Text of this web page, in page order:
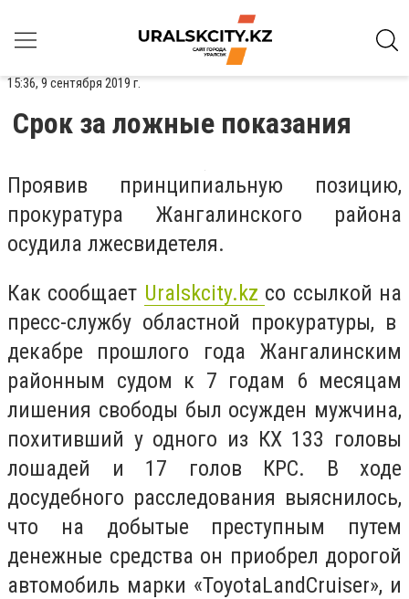
15:36, 9 сентября 2019 г.
Срок за ложные показания
Проявив принципиальную позицию,
прокуратура Жангалинского района
осудила лжесвидетеля.
Как сообщает Uralskcity.kz со ссылкой на
пресс-службу областной прокуратуры, в
декабре прошлого года Жангалинским
районным судом к 7 годам 6 месяцам
лишения свободы был осужден мужчина,
похитивший у одного из КХ 133 головы
лошадей и 17 голов КРС. В ходе
досудебного расследования выяснилось,
что на добытые преступным путем
денежные средства он приобрел дорогой
автомобиль марки «ToyotaLandCruiser», и